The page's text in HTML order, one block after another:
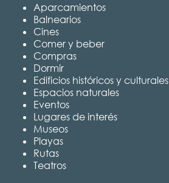
Aparcamientos
Balnearios
Cines
Comer y beber
Compras
Dormir
Edificios históricos y culturales
Espacios naturales
Eventos
Lugares de interés
Museos
Playas
Rutas
Teatros